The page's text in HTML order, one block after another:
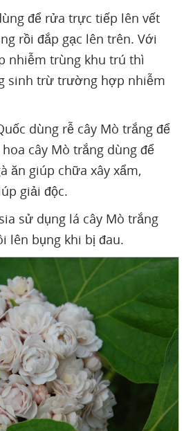
để rửa trực tiếp lên vết
rồi đắp gạc lên trên. Với
nhiễm trùng khu trú thì
sinh trừ trường hợp nhiễm
dùng rễ cây Mò trắng để
cây Mò trắng dùng để
ăn giúp chữa xây xẩm,
giải độc.
sử dụng lá cây Mò trắng
lên bụng khi bị đau.